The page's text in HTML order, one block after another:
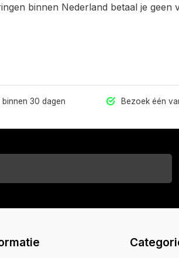
binnen Nederland betaal je geen
30 dagen Bezoek één